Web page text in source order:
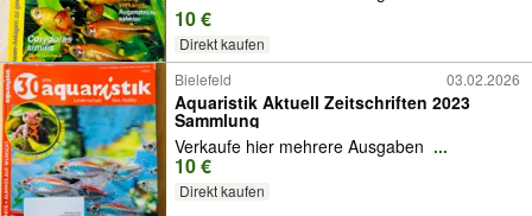
10 €
Direkt kaufen
Bielefeld
03.02.2026
Aquaristik Aktuell Zeitschriften 2023
Sammlung
Verkaufe hier mehrere Ausgaben ...
10 €
Direkt kaufen